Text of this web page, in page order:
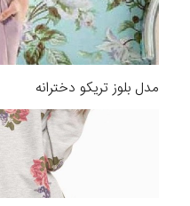
مدل بلوز تریکو دخترانه